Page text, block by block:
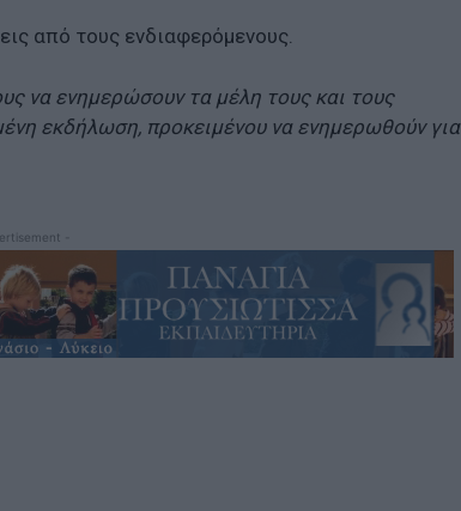
από τους ενδιαφερόμενους.
να ενημερώσουν τα μέλη τους και τους
εκδήλωση, προκειμένου να ενημερωθούν για
-